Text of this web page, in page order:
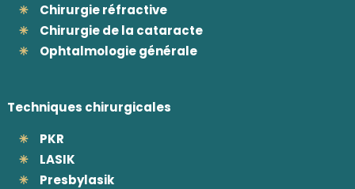
Chirurgie réfractive
Chirurgie de la cataracte
Ophtalmologie générale
Techniques chirurgicales
PKR
LASIK
Presbylasik